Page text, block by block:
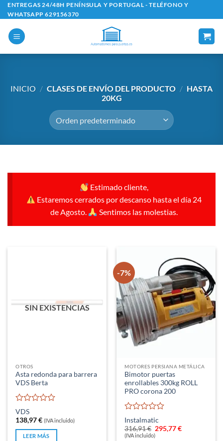
Saltar
al
contenido
ENTREGAS 24/48H PENÍNSULA Y PORTUGAL - TELÉFONO Y
WHATSAPP 629156370
INICIO / CLASES DE ENVÍO DEL PRODUCTO / HASTA
20KG
Estimado cliente,
Estaremos cerrados por descanso hasta el día 24
de Agosto.
Sentimos las molestias.
SIN EXISTENCIAS
OTROS
Asta redonda para barrera
VDS Berta
Valorado
con
0
de
VDS
138,97€ (IVA incluido)
LEER MÁS
-7%
MOTORES PERSIANA METÁLICA
Bimotor puertas
enrollables 300kg ROLL
PRO corona 200
Valorado
con
0
Instalmatic
316,91€ El
precio
295,77€El
(IVA incluido)